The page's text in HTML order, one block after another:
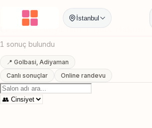
İstanbul
Anasayfa / Adiyaman / / Tirnak Bakimi
Golbasi, Adiyaman Tirnak Bakimi
1 sonuç bulundu
📍 Golbasi, Adiyaman
Canlı sonuçlar
Online randevu